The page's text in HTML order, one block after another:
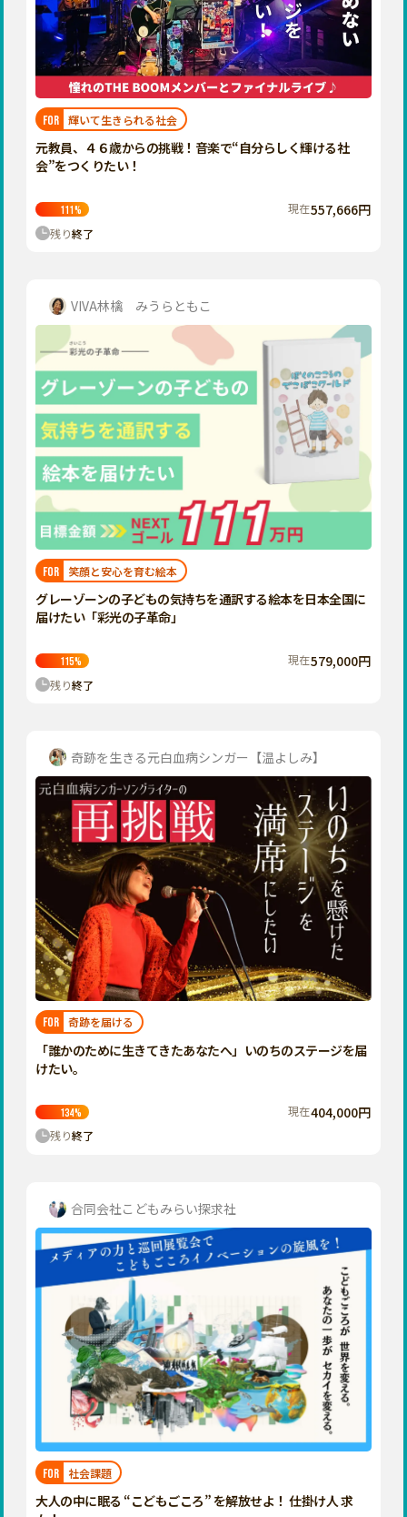
FOR 輝いて生きられる社会
元教員、４６歳からの挑戦！音楽で“自分らしく輝ける社
会”をつくりたい！
111% 現在557,666円
残り終了
VIVA林檎 みうらともこ
FOR 笑顔と安心を育む絵本
グレーゾーンの子どもの気持ちを通訳する絵本を日本全国に
届けたい「彩光の子革命」
115% 現在579,000円
残り終了
奇跡を生きる元白血病シンガー【温よしみ】
FOR 奇跡を届ける
「誰かのために生きてきたあなたへ」いのちのステージを届
けたい。
134% 現在404,000円
残り終了
合同会社こどもみらい探求社
FOR 社会課題
大人の中に眠る “こどもごころ” を解放せよ！ 仕掛け人 求